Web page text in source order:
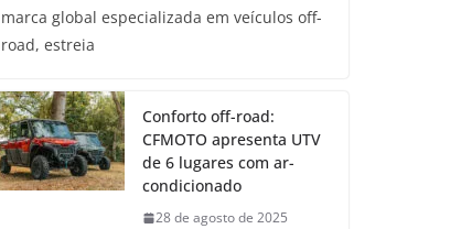
marca global especializada em veículos off-
road, estreia
Conforto off-road:
CFMOTO apresenta UTV
de 6 lugares com ar-
condicionado
28 de agosto de 2025